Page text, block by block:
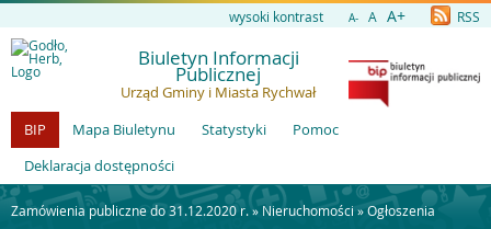
wysoki kontrast A- A A+ RSS
Biuletyn Informacji
Publicznej
Urząd Gminy i Miasta Rychwał
BIP
Mapa Biuletynu Statystyki
Pomoc
Deklaracja dostępności
Zamówienia publiczne do 31.12.2020 r. »Nieruchomości »Ogłoszenia